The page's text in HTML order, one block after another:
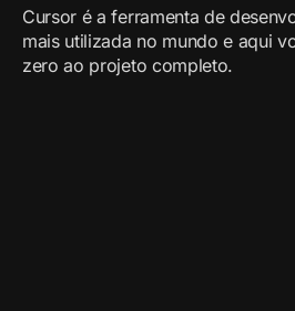
Cursor é a ferramenta de
mais utilizada no mundo e aqui
zero ao projeto completo.